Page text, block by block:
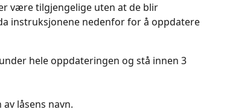
være tilgjengelige uten at de blir
instruksjonene nedenfor for å oppdatere
hele oppdateringen og stå innen 3
av låsens navn.